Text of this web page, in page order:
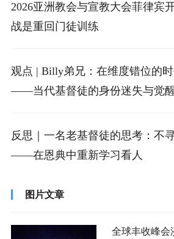
2026亚洲教会与宣教大会菲律宾
战是重回门徒训练
观点 | Billy弟兄：在维度错位的
——当代基督徒的身份迷失与觉
反思｜一名老基督徒的思考：不
——在恩典中重新学习看人
图片文章
全球丰收峰会